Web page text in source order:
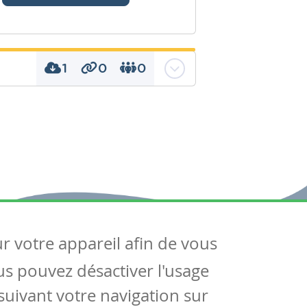
1 0 0
pour
nous
nous
scolaire
votre appareil afin de vous
pouvez désactiver l'usage
votre navigation sur